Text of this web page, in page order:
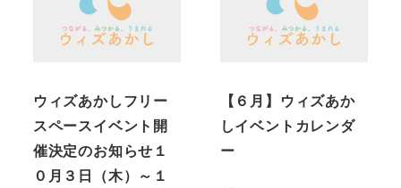
ウィズあかしフリー
スペースイベント開
催決定のお知らせ１
０月３日（木）～１
【６月】ウィズあか
しイベントカレンダ
ー